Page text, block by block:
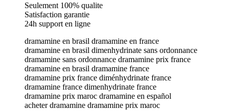
Seulement 100% qualite
Satisfaction garantie
24h support en ligne
dramamine en brasil dramamine en france
dramamine en brasil dimenhydrinate sans ordonnance
dramamine sans ordonnance dramamine prix france
dramamine en brasil dramamine france
dramamine prix france diménhydrinate france
dramamine france dimenhydrinate france
dramamine prix maroc dramamine en español
acheter dramamine dramamine prix maroc